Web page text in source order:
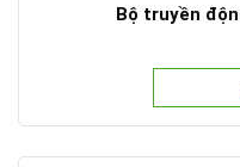
Bộ truyền